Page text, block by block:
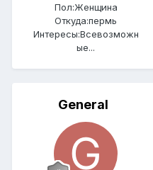
Пол:Женщина
Откуда:пермь
Интересы:Всевозможн
ые...
General